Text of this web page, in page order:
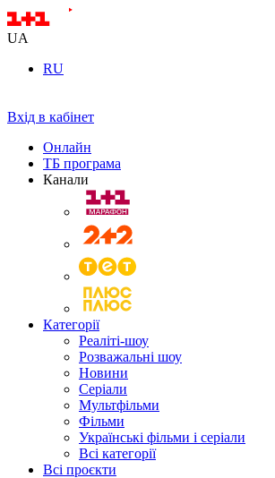
UA
RU
Вхід в кабінет
Онлайн
ТБ програма
Канали
Категорії
Реаліті-шоу
Розважальні шоу
Новини
Серіали
Мультфільми
Фільми
Українські фільми і серіали
Всі категорії
Всі проєкти